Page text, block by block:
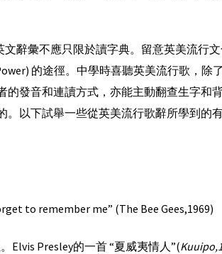
辭彙不應只限於讀字典。留意英美流行
的途徑。中學時喜聽英美流行歌，除
發音和連讀方式，亦能主動翻查生字和
以下試舉一些從英美流行歌辭所學到的
to remember me” (The Bee Gees,1969)
Elvis Presley的一首 “夏威夷情人”(